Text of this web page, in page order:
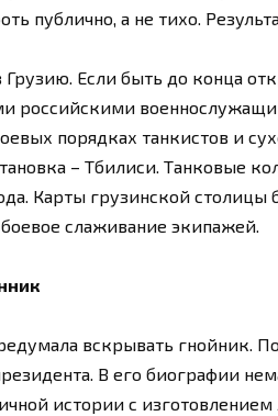
публично, а не тихо.
Если быть до конца
российскими
порядках танкистов и
– Тбилиси. Танковые
Карты грузинской
слаживание экипажей.
вскрывать гнойник.
В его биографии
истории с